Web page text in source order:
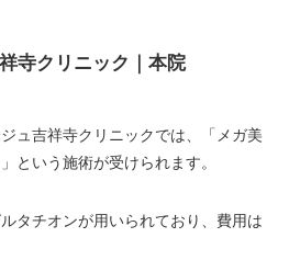
寺クリニック｜本院
ュ吉祥寺クリニックでは、「メガ美
という施術が受けられます。
タチオンが用いられており、費用は